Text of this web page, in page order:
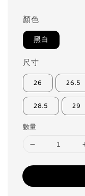
顏色
黑白
尺寸
26 26.5
28.5 29
數量